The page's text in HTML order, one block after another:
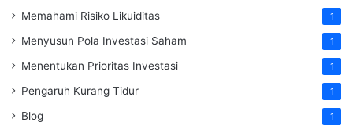
Memahami Risiko Likuiditas 1
Menyusun Pola Investasi Saham 1
Menentukan Prioritas Investasi 1
Pengaruh Kurang Tidur 1
Blog 1